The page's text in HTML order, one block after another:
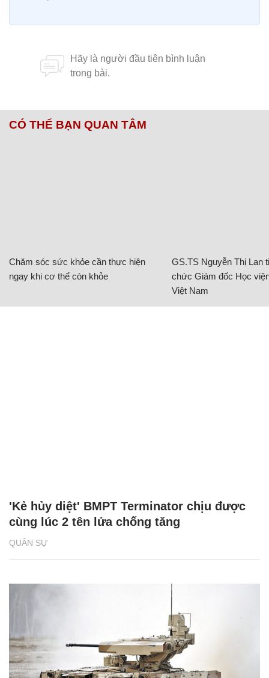
CÓ THỂ BẠN QUAN TÂM
Chăm sóc sức khỏe cần thực hiện
ngay khi cơ thể còn khỏe
GS.TS Nguyễn Thị Lan
chức Giám đốc Học
Việt Nam
QUÂN SỰ
'Kẻ hủy diệt' BMPT Terminator chịu được
cùng lúc 2 tên lửa chống tăng